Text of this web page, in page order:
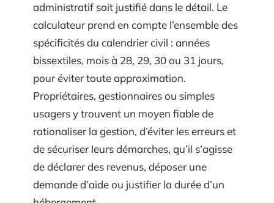
administratif soit justifié dans le détail. Le
calculateur prend en compte l’ensemble des
spécificités du calendrier civil : années
bissextiles, mois à 28, 29, 30 ou 31 jours,
pour éviter toute approximation.
Propriétaires, gestionnaires ou simples
usagers y trouvent un moyen fiable de
rationaliser la gestion, d’éviter les erreurs et
de sécuriser leurs démarches, qu’il s’agisse
de déclarer des revenus, déposer une
demande d’aide ou justifier la durée d’un